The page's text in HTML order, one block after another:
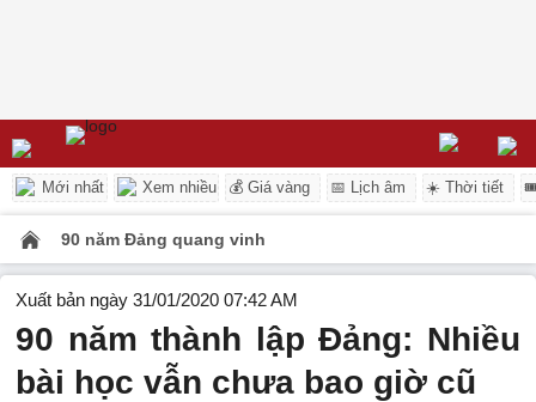
Mới nhất Xem nhiều 💰 Giá vàng 📅 Lịch âm ☀️ Thời tiết
90 năm Đảng quang vinh
Xuất bản ngày 31/01/2020 07:42 AM
90 năm thành lập Đảng: Nhiều
bài học vẫn chưa bao giờ cũ